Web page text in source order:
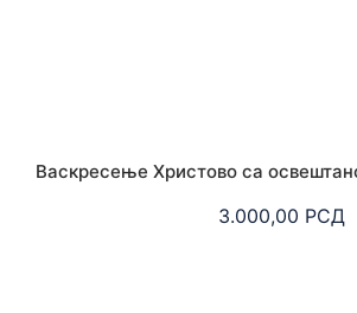
Васкресење Христово са
3.000,00 РСД